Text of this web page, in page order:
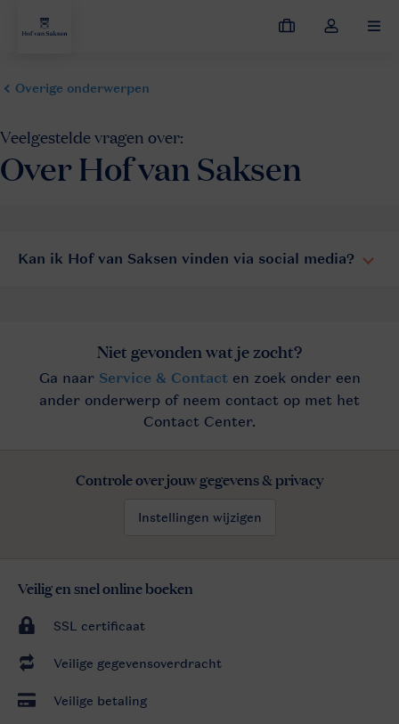
Mijn
Open
Kan ik Hof van Saksen vinden via social media?
Controle over jouw gegevens & privacy
Instellingen wijzigen
Veilig en snel online boeken
SSL certificaat
Veilige gegevensoverdracht
Veilige betaling